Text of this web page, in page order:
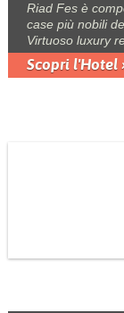
Riad Fes è
case più nobili
Virtuoso luxury
Scopri l'Hotel